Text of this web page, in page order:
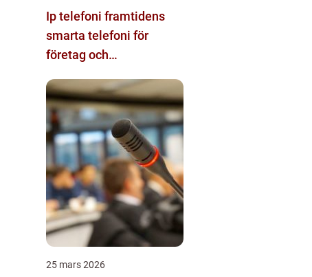
Ip telefoni framtidens
smarta telefoni för
företag och
25 mars 2026